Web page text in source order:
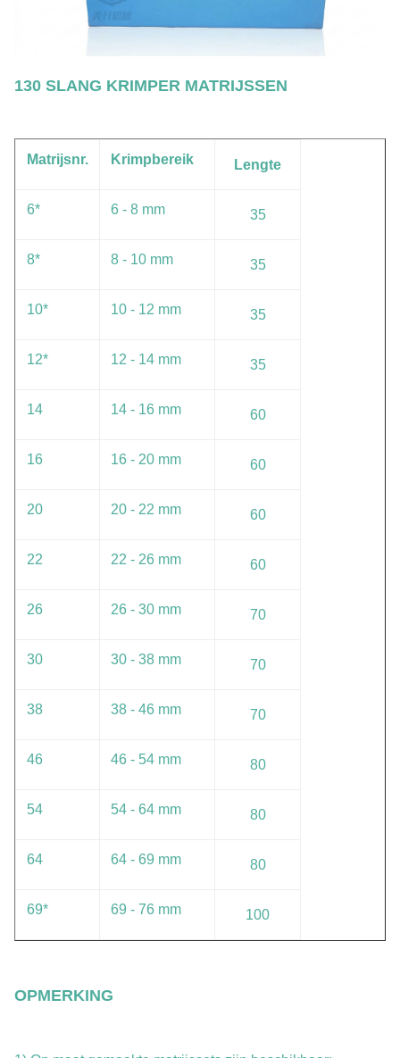
130 SLANG KRIMPER MATRIJSSEN
Matrijsnr. Krimpbereik Lengte
6* 6 - 8 mm 35
8* 8 - 10 mm 35
10* 10 - 12 mm 35
12* 12 - 14 mm 35
14 14 - 16 mm 60
16 16 - 20 mm 60
20 20 - 22 mm 60
22 22 - 26 mm 60
26 26 - 30 mm 70
30 30 - 38 mm 70
38 38 - 46 mm 70
46 46 - 54 mm 80
54 54 - 64 mm 80
64 64 - 69 mm 80
69* 69 - 76 mm 100
OPMERKING